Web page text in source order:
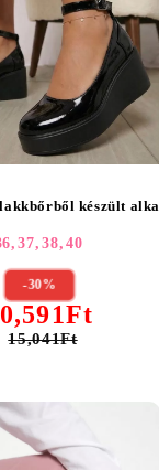
#18260
készült
37, 38, 40
-30%
15,041Ft